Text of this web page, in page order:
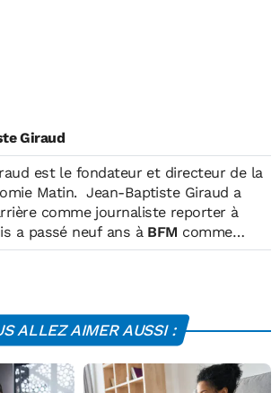
Giraud
est le fondateur et directeur de la
Baptiste Giraud a
comme journaliste reporter à
a passé neuf ans à BFM comme
chroniqueur et intervieweur. En
journaliste pour
time.En 2004, il fonde Economie
le premier hebdomadaire économique
atteint une diffusion de 600.000
en juin 2006. Un fonds economique
ALLEZ AIMER AUSSI :